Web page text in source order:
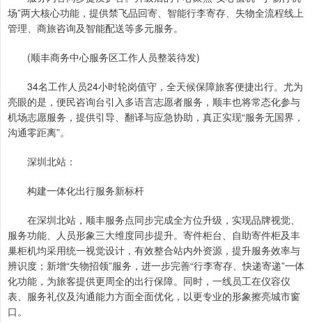
场”两大核心功能，提供禁飞品回寄、智能行李寄存、失物全流程线上
管理、商旅咨询及智能配送等多元服务。
(顺丰商务中心服务区工作人员整装待发)
34名工作人员24小时轮岗值守，全天候保障旅客便捷出行。尤为
亮眼的是，便民咨询台引入多语言志愿者服务，顺丰也将常态化参与
机场志愿服务，提供引导、翻译与应急协助，真正实现“服务无国界，
沟通零距离”。
深圳北站：
构建一体化出行服务新标杆
在深圳北站，顺丰服务点同步完成全方位升级，实现品牌视觉、
服务功能、人员形象三大维度同步提升。寄件柜台、自助寄件柜及丰
巢柜机均采用统一视觉设计，有效整合站内外资源，提升服务效率与
辨识度；新增“失物招领”服务，进一步完善“行李寄存、快递寄递”一体
化功能，为旅客提供更周全的出行保障。同时，一线员工在仪容仪
表、服务礼仪及沟通能力方面全面优化，以更专业的形象擦亮城市窗
口。